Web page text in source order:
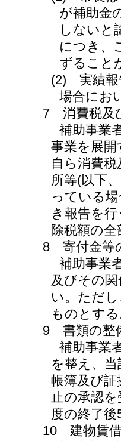
が補助金
しないと
につき、
ずること
(2) 実績報
場合にお
7 消費税及
補助事業
事業を展
自ら消費
所等(以下
っている
き報告を
除税額の
8 寄付金等
補助事業
及びその
い。ただ
ものとす
9 書類の整
補助事業
を整え、
帳簿及び
止の承認
度の終了
10 建物賃